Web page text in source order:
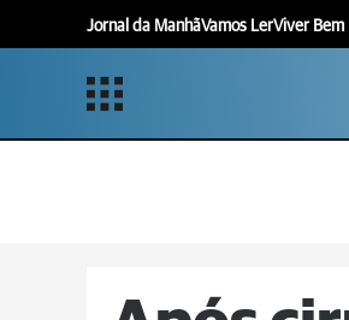
Jornal da ManhãVamos LerViver Bem